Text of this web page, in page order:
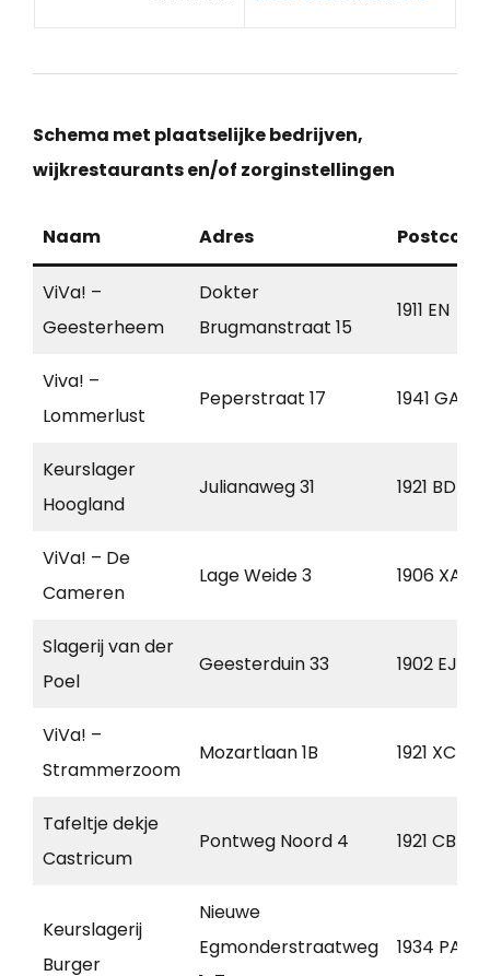
Schema met plaatselijke bedrijven,
wijkrestaurants en/of zorginstellingen
Naam Adres Postcode
ViVa! –
Geesterheem
Dokter
Brugmanstraat 15
1911 EN
Viva! –
Lommerlust
Peperstraat 17 1941 GA
Keurslager
Hoogland
Julianaweg 31 1921 BD
ViVa! – De
Cameren
Lage Weide 3 1906 XA
Slagerij van der
Poel
Geesterduin 33 1902 EJ
ViVa! –
Strammerzoom
Mozartlaan 1B 1921 XC
Tafeltje dekje
Castricum
Pontweg Noord 4 1921 CB
Keurslagerij
Burger
Nieuwe
Egmonderstraatweg
1934 PA